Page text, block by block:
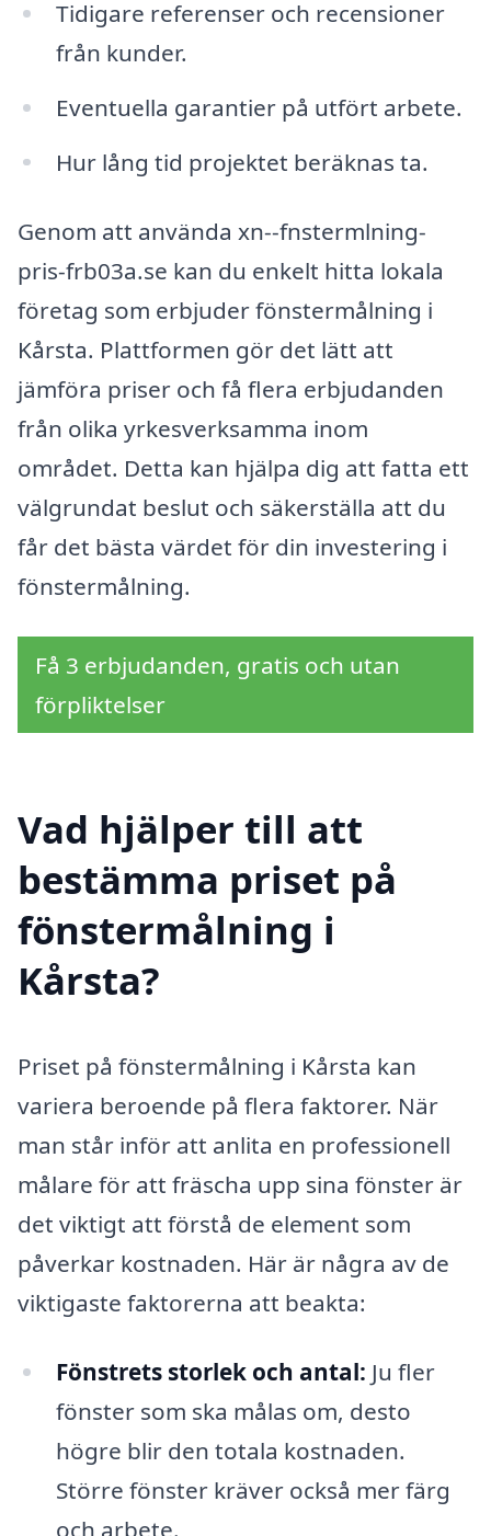
Tidigare referenser och recensioner
från kunder.
Eventuella garantier på utfört arbete.
Hur lång tid projektet beräknas ta.
Genom att använda xn--fnstermlning-
pris-frb03a.se kan du enkelt hitta lokala
företag som erbjuder fönstermålning i
Kårsta. Plattformen gör det lätt att
jämföra priser och få flera erbjudanden
från olika yrkesverksamma inom
området. Detta kan hjälpa dig att fatta ett
välgrundat beslut och säkerställa att du
får det bästa värdet för din investering i
fönstermålning.
Få 3 erbjudanden, gratis och utan
förpliktelser
Vad hjälper till att
bestämma priset på
fönstermålning i
Kårsta?
Priset på fönstermålning i Kårsta kan
variera beroende på flera faktorer. När
man står inför att anlita en professionell
målare för att fräscha upp sina fönster är
det viktigt att förstå de element som
påverkar kostnaden. Här är några av de
viktigaste faktorerna att beakta:
Fönstrets storlek och antal: Ju fler
fönster som ska målas om, desto
högre blir den totala kostnaden.
Större fönster kräver också mer färg
och arbete.